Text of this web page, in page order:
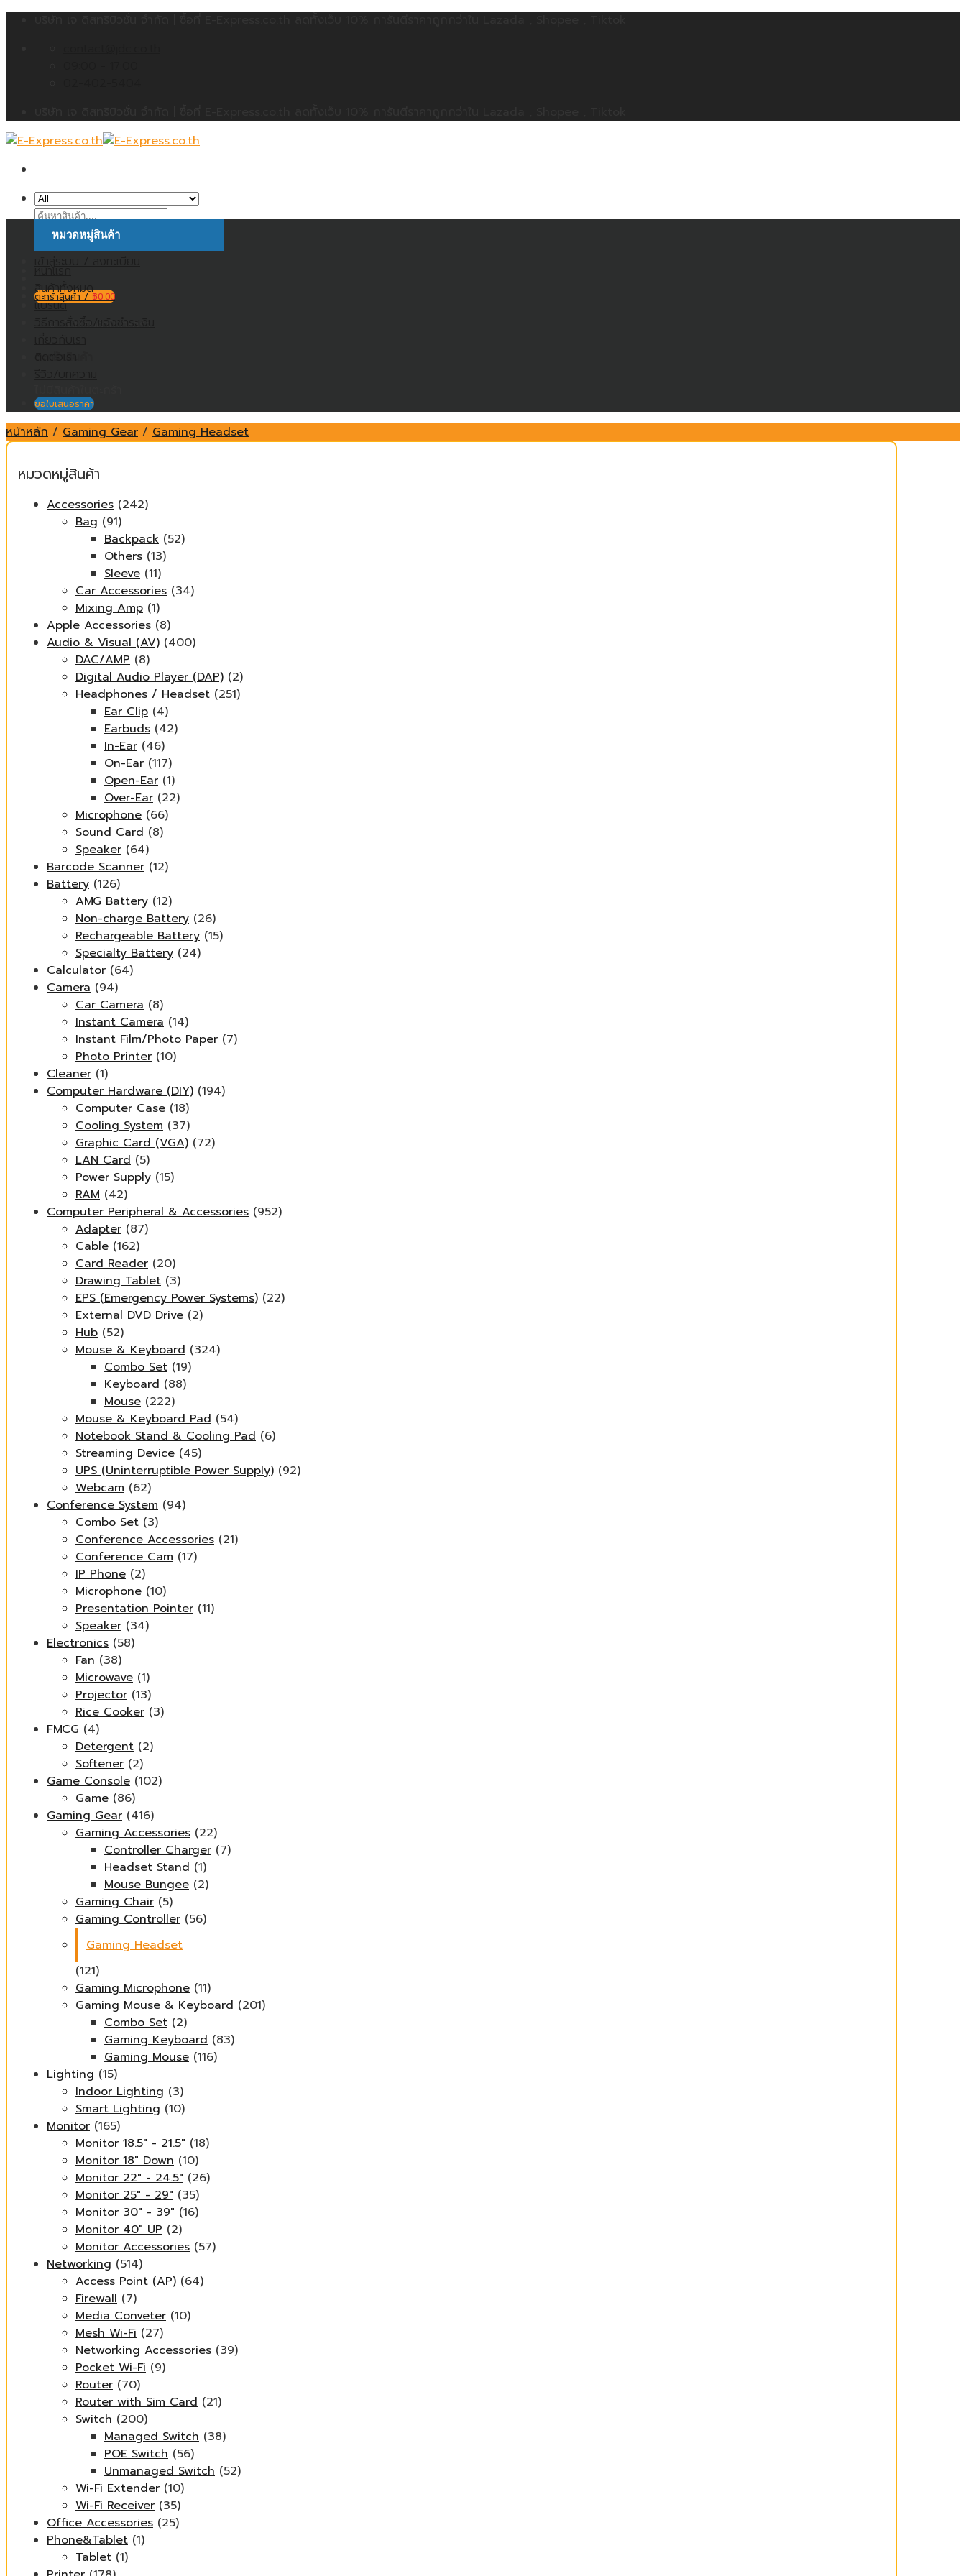
ค้นหา:
ตะกร้าสินค้า /฿0.00
ไม่มีสินค้าในตะกร้า
หมวดหมู่สินค้า
สินค้าทั้งหมด
แบรนด์
วิธีการสั่งซื้อ/แจ้งชำระเงิน
ขอใบเสนอราคา
หน้าหลัก / Gaming Gear / Gaming Headset
หมวดหมู่สินค้า
Accessories (242)
Bag (91)
Backpack (52)
Others (13)
Sleeve (11)
Car Accessories (34)
Mixing Amp (1)
Apple Accessories (8)
Audio & Visual (AV) (400)
DAC/AMP (8)
Digital Audio Player (DAP) (2)
Headphones / Headset (251)
Ear Clip (4)
Earbuds (42)
In-Ear (46)
On-Ear (117)
Open-Ear (1)
Over-Ear (22)
Microphone (66)
Sound Card (8)
Speaker (64)
Barcode Scanner (12)
Battery (126)
AMG Battery (12)
Non-charge Battery (26)
Rechargeable Battery (15)
Specialty Battery (24)
Calculator (64)
Camera (94)
Car Camera (8)
Instant Camera (14)
Instant Film/Photo Paper (7)
Photo Printer (10)
Cleaner (1)
Computer Hardware (DIY) (194)
Computer Case (18)
Cooling System (37)
Graphic Card (VGA) (72)
LAN Card (5)
Power Supply (15)
RAM (42)
Computer Peripheral & Accessories (952)
Adapter (87)
Cable (162)
Card Reader (20)
Drawing Tablet (3)
EPS (Emergency Power Systems) (22)
External DVD Drive (2)
Hub (52)
Mouse & Keyboard (324)
Combo Set (19)
Keyboard (88)
Mouse (222)
Mouse & Keyboard Pad (54)
Notebook Stand & Cooling Pad (6)
Streaming Device (45)
UPS (Uninterruptible Power Supply) (92)
Webcam (62)
Conference System (94)
Combo Set (3)
Conference Accessories (21)
Conference Cam (17)
IP Phone (2)
Microphone (10)
Presentation Pointer (11)
Speaker (34)
Electronics (58)
Fan (38)
Microwave (1)
Projector (13)
Rice Cooker (3)
FMCG (4)
Detergent (2)
Softener (2)
Game Console (102)
Game (86)
Gaming Gear (416)
Gaming Accessories (22)
Controller Charger (7)
Headset Stand (1)
Mouse Bungee (2)
Gaming Chair (5)
Gaming Controller (56)
Gaming Headset
(121)
Gaming Microphone (11)
Gaming Mouse & Keyboard (201)
Combo Set (2)
Gaming Keyboard (83)
Gaming Mouse (116)
Lighting (15)
Indoor Lighting (3)
Smart Lighting (10)
Monitor (165)
Monitor 18.5" - 21.5" (18)
Monitor 18" Down (10)
Monitor 22" - 24.5" (26)
Monitor 25" - 29" (35)
Monitor 30" - 39" (16)
Monitor 40" UP (2)
Monitor Accessories (57)
Networking (514)
Access Point (AP) (64)
Firewall (7)
Media Conveter (10)
Mesh Wi-Fi (27)
Networking Accessories (39)
Pocket Wi-Fi (9)
Router (70)
Router with Sim Card (21)
Switch (200)
Managed Switch (38)
POE Switch (56)
Unmanaged Switch (52)
Wi-Fi Extender (10)
Wi-Fi Receiver (35)
Office Accessories (25)
Phone&Tablet (1)
Tablet (1)